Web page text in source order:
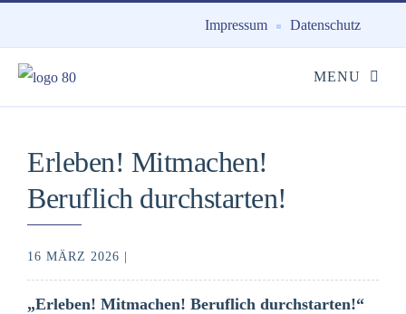
Impressum Datenschutz
Erleben! Mitmachen!
Beruflich durchstarten!
16 MÄRZ 2026 |
„Erleben! Mitmachen! Beruflich durchstarten!“